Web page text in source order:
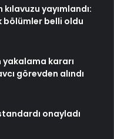
kılavuzu yayımlandı:
bölümler belli oldu
kararı
görevden alındı
onayladı